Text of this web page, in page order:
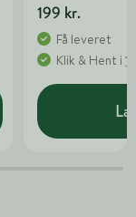
199 kr.
Få leveret
Klik & Hent i